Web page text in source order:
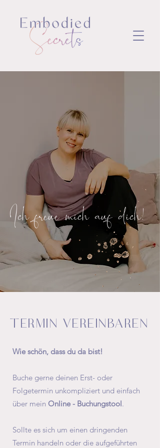
Ich freue mich auf dich!
TERMIN VEREINBAREN
Wie schön, dass du da bist!
Buche gerne deinen Erst- oder
Folgetermin unkompliziert und einfach
über mein Online - Buchungstool.
Sollte es sich um einen dringenden
Termin handeln oder die aufgeführten